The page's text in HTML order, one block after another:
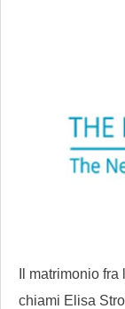
Il matrimonio
chiami Elisa